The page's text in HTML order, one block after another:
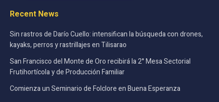
Recent News
Sin rastros de Darío Cuello: intensifican la búsqueda con drones,
kayaks, perros y rastrillajes en Tilisarao
San Francisco del Monte de Oro recibirá la 2° Mesa Sectorial
Frutihortícola y de Producción Familiar
Comienza un Seminario de Folclore en Buena Esperanza